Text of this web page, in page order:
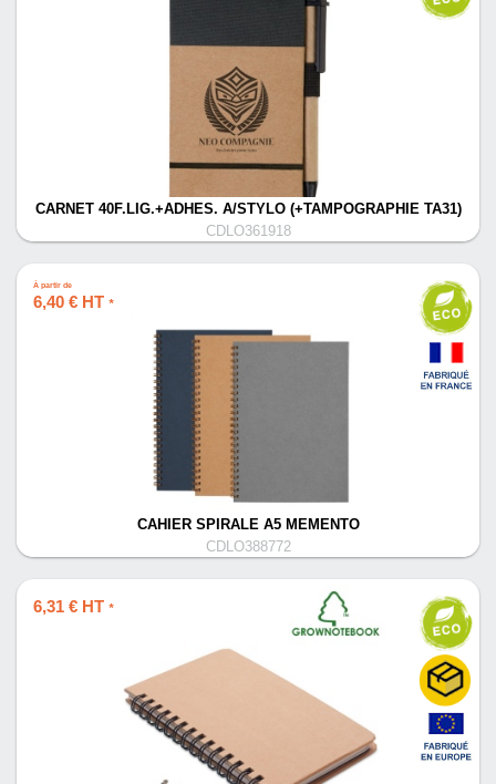
CARNET 40F.LIG.+ADHES. A/STYLO (+TAMPOGRAPHIE TA31)
CDLO361918
À partir de
6,40 € HT *
CAHIER SPIRALE A5 MEMENTO
CDLO388772
6,31 € HT *